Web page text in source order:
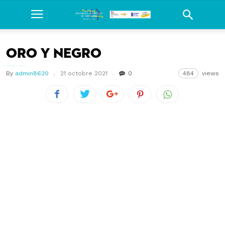
Oro y Negro
By admin8620 21 octobre 2021 0 484 views